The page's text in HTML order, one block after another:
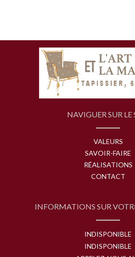
NAVIGUER SUR LE
VALEURS
SAVOIR-FAIRE
RÉALISATIONS
CONTACT
INFORMATIONS SUR
INDISPONIBLE
INDISPONIBLE